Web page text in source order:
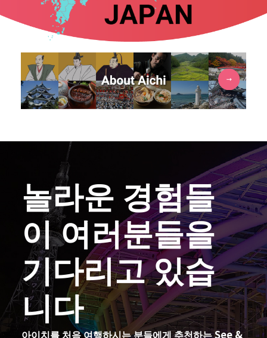
놀라운 경험들
이 여러분들을
기다리고 있습
니다
아이치를 처음 여행하시는 분들에게 추천하는 See &